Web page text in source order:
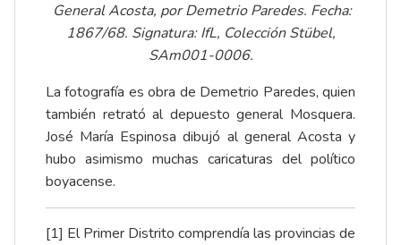
General Acosta, por Demetrio Paredes. Fecha:
1867/68. Signatura: IfL, Colección Stübel,
SAm001-0006.
La fotografía es obra de Demetrio Paredes, quien
también retrató al depuesto general Mosquera.
José María Espinosadibujó al general Acosta y
hubo asimismo muchas caricaturas del político
boyacense.
[1] El Primer Distrito comprendía las provincias de